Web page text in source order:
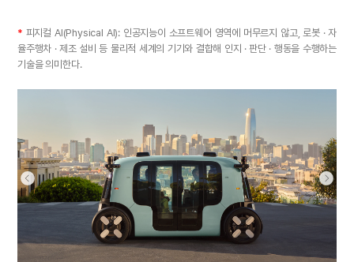
* 피지컬 AI(Physical AI): 인공지능이 소프트웨어 영역에 머무르지 않고, 로봇 · 자
율주행차 · 제조 설비 등 물리적 세계의 기기와 결합해 인지 · 판단 · 행동을 수행하는
기술을 의미한다.